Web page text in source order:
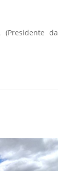
(Presidente da